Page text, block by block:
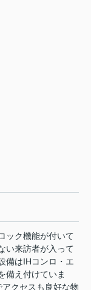
ック機能が付いて
い来訪者が入って
備はIHコンロ・エ
備え付けていま
クセスも良好な物